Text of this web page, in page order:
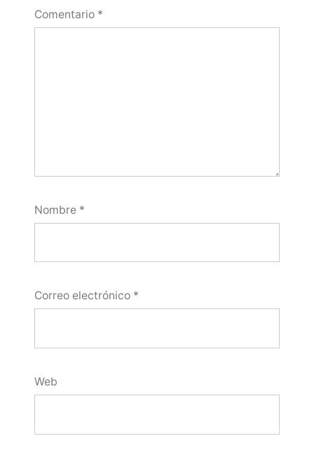
Comentario *
Nombre *
Correo electrónico *
Web